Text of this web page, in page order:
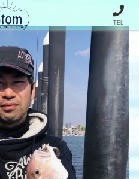
TEL